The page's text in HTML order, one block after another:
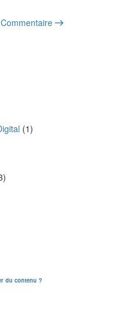
(1)
du contenu ?